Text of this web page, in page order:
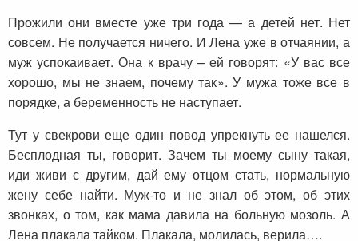
Прожили они вместе уже три года — а детей нет. Нет
совсем. Не получается ничего. И Лена уже в отчаянии, а
муж успокаивает. Она к врачу – ей говорят: «У вас все
хорошо, мы не знаем, почему так». У мужа тоже все в
порядке, а беременность не наступает.
Тут у свекрови еще один повод упрекнуть ее нашелся.
Бесплодная ты, говорит. Зачем ты моему сыну такая,
иди живи с другим, дай ему отцом стать, нормальную
жену себе найти. Муж-то и не знал об этом, об этих
звонках, о том, как мама давила на больную мозоль. А
Лена плакала тайком. Плакала, молилась, верила….